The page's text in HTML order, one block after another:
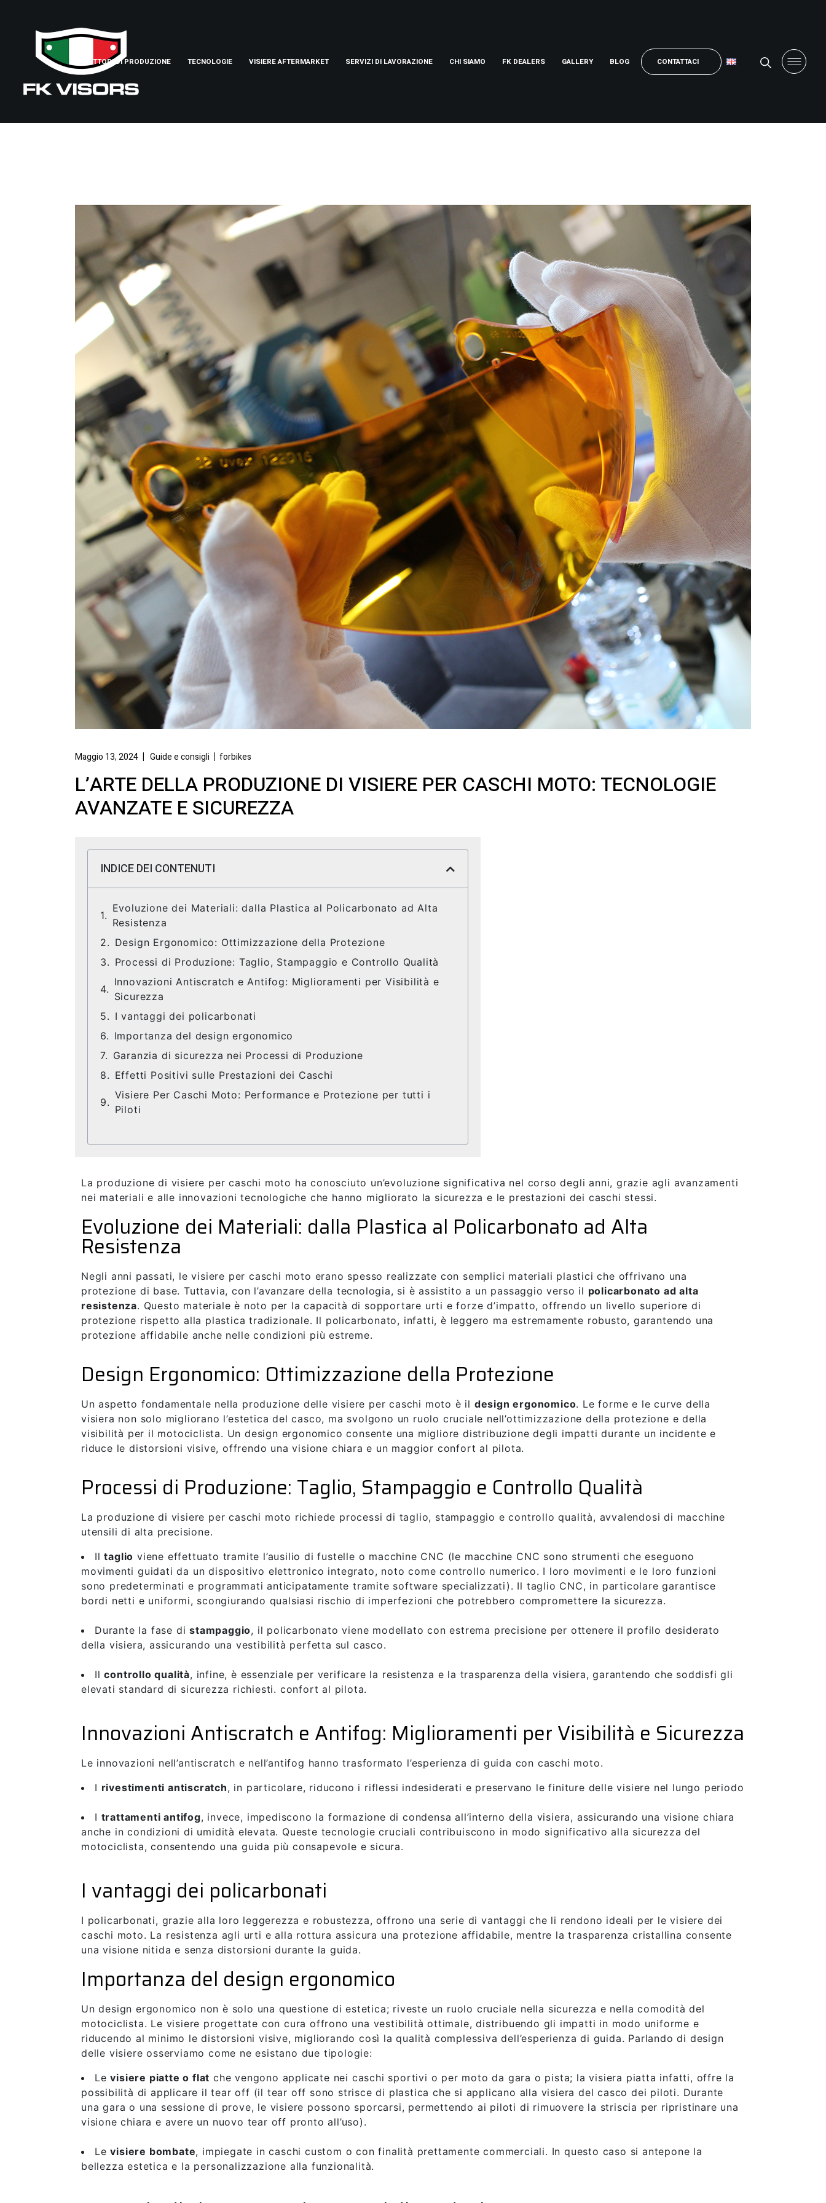
SETTORI DI PRODUZIONE TECNOLOGIE VISIERE AFTERMARKET SERVIZI DI LAVORAZIONE CHI SIAMO FK DEALERS GALLERY BLOG CONTATTACI
Maggio 13, 2024 Guide e consigli forbikes
L’ARTE DELLA PRODUZIONE DI VISIERE PER CASCHI MOTO: TECNOLOGIE
AVANZATE E SICUREZZA
INDICE DEI CONTENUTI
Evoluzione dei Materiali: dalla Plastica al Policarbonato ad Alta
Resistenza
Design Ergonomico: Ottimizzazione della Protezione
Processi di Produzione: Taglio, Stampaggio e Controllo Qualità
Innovazioni Antiscratch e Antifog: Miglioramenti per Visibilità e
Sicurezza
I vantaggi dei policarbonati
Importanza del design ergonomico
Garanzia di sicurezza nei Processi di Produzione
Effetti Positivi sulle Prestazioni dei Caschi
Visiere Per Caschi Moto: Performance e Protezione per tutti i
Piloti
La produzione di visiere per caschi moto ha conosciuto un’evoluzione significativa nel corso degli anni, grazie agli avanzamenti
nei materiali e alle innovazioni tecnologiche che hanno migliorato la sicurezza e le prestazioni dei caschi stessi.
Evoluzione dei Materiali: dalla Plastica al Policarbonato ad Alta
Resistenza
Negli anni passati, le visiere per caschi moto erano spesso realizzate con semplici materiali plastici che offrivano una
protezione di base. Tuttavia, con l’avanzare della tecnologia, si è assistito a un passaggio verso il policarbonato ad alta
resistenza. Questo materiale è noto per la capacità di sopportare urti e forze d’impatto, offrendo un livello superiore di
protezione rispetto alla plastica tradizionale. Il policarbonato, infatti, è leggero ma estremamente robusto, garantendo una
protezione affidabile anche nelle condizioni più estreme.
Design Ergonomico: Ottimizzazione della Protezione
Un aspetto fondamentale nella produzione delle visiere per caschi moto è il design ergonomico. Le forme e le curve della
visiera non solo migliorano l’estetica del casco, ma svolgono un ruolo cruciale nell’ottimizzazione della protezione e della
visibilità per il motociclista. Un design ergonomico consente una migliore distribuzione degli impatti durante un incidente e
riduce le distorsioni visive, offrendo una visione chiara e un maggior confort al pilota.
Processi di Produzione: Taglio, Stampaggio e Controllo Qualità
La produzione di visiere per caschi moto richiede processi di taglio, stampaggio e controllo qualità, avvalendosi di macchine
utensili di alta precisione.
Iltaglio viene effettuato tramite l’ausilio di fustelle o macchine CNC (le macchine CNC sono strumenti che eseguono
movimenti guidati da un dispositivo elettronico integrato, noto come controllo numerico. I loro movimenti e le loro funzioni
sono predeterminati e programmati anticipatamente tramite software specializzati). Il taglio CNC, in particolare garantisce
bordi netti e uniformi, scongiurando qualsiasi rischio di imperfezioni che potrebbero compromettere la sicurezza.
Durante la fase distampaggio, il policarbonato viene modellato con estrema precisione per ottenere il profilo desiderato
della visiera, assicurando una vestibilità perfetta sul casco.
Ilcontrollo qualità, infine, è essenziale per verificare la resistenza e la trasparenza della visiera, garantendo che soddisfi gli
elevati standard di sicurezza richiesti. confort al pilota.
Innovazioni Antiscratch e Antifog: Miglioramenti per Visibilità e Sicurezza
Le innovazioni nell’antiscratch e nell’antifog hanno trasformato l’esperienza di guida con caschi moto.
I rivestimenti antiscratch, in particolare, riducono i riflessi indesiderati e preservano le finiture delle visiere nel lungo periodo
I trattamenti antifog, invece, impediscono la formazione di condensa all’interno della visiera, assicurando una visione chiara
anche in condizioni di umidità elevata. Queste tecnologie cruciali contribuiscono in modo significativo alla sicurezza del
motociclista, consentendo una guida più consapevole e sicura.
I vantaggi dei policarbonati
I policarbonati, grazie alla loro leggerezza e robustezza, offrono una serie di vantaggi che li rendono ideali per le visiere dei
caschi moto. La resistenza agli urti e alla rottura assicura una protezione affidabile, mentre la trasparenza cristallina consente
una visione nitida e senza distorsioni durante la guida.
Importanza del design ergonomico
Un design ergonomico non è solo una questione di estetica; riveste un ruolo cruciale nella sicurezza e nella comodità del
motociclista. Le visiere progettate con cura offrono una vestibilità ottimale, distribuendo gli impatti in modo uniforme e
riducendo al minimo le distorsioni visive, migliorando così la qualità complessiva dell’esperienza di guida. Parlando di design
delle visiere osserviamo come ne esistano due tipologie:
Levisiere piatte o flat che vengono applicate nei caschi sportivi o per moto da gara o pista; la visiera piatta infatti, offre la
possibilità di applicare il tear off (il tear off sono strisce di plastica che si applicano alla visiera del casco dei piloti. Durante
una gara o una sessione di prove, le visiere possono sporcarsi, permettendo ai piloti di rimuovere la striscia per ripristinare una
visione chiara e avere un nuovo tear off pronto all’uso).
Levisiere bombate, impiegate in caschi custom o con finalità prettamente commerciali. In questo caso si antepone la
bellezza estetica e la personalizzazione alla funzionalità.